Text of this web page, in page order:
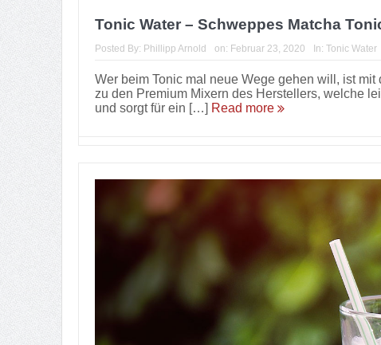
Tonic Water – Schweppes Matcha
Posted By: Phillipp Arnold on: Februar 23, 2020 In: Tonic Water
Wer beim Tonic mal neue Wege gehen will, ist
zu den Premium Mixern des Herstellers, welche
und sorgt für ein […]
Read more